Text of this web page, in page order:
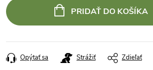
PRIDAŤ DO KOŠÍKA
Opýtať sa Strážiť Zdieľať